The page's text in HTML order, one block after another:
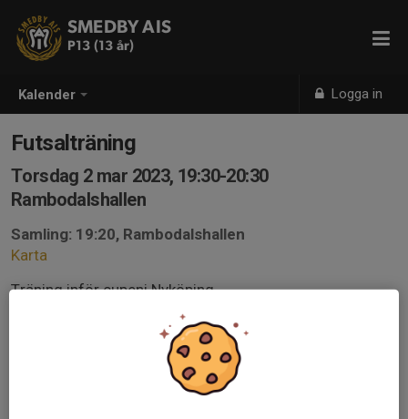
Kalender Logga in
SMEDBY AIS
P13 (13 år)
Futsalträning
Torsdag 2 mar 2023, 19:30-20:30
Rambodalshallen
Samling: 19:20, Rambodalshallen
Karta
Träning inför cupeni Nyköping.